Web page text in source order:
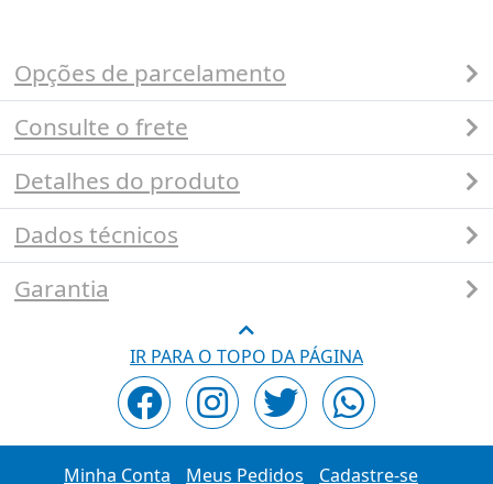
Opções de parcelamento
Consulte o frete
Detalhes do produto
Dados técnicos
Garantia
IR PARA O TOPO DA PÁGINA
Minha Conta Meus Pedidos Cadastre-se